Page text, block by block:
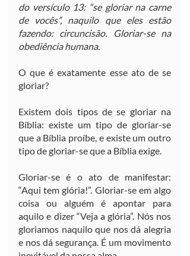
do versículo 13: “se gloriar na carne
de vocês”, naquilo que eles estão
fazendo: circuncisão. Gloriar-se na
obediência humana.
O que é exatamente esse ato de se
gloriar?
Existem dois tipos de se gloriar na
Bíblia: existe um tipo de gloriar-se
que a Bíblia proíbe, e existe um outro
tipo de gloriar-se que a Bíblia exige.
Gloriar-se é o ato de manifestar:
“Aqui tem glória!”. Gloriar-se em algo
coisa ou alguém é apontar para
aquilo e dizer “Veja a glória”. Nós nos
gloriamos naquilo que nos dá alegria
e nos dá segurança. É um movimento